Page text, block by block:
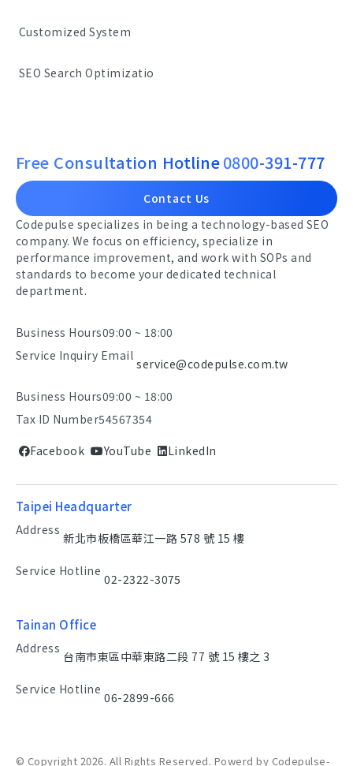
Customized System
SEO Search Optimizatio
Free Consultation Hotline0800-391-777
Contact Us
Codepulse specializes in being a technology-based SEO
company. We focus on efficiency, specialize in
performance improvement, and work with SOPs and
standards to become your dedicated technical
department.
Business Hours09:00 ~ 18:00
Service Inquiry Email
service@codepulse.com.tw
Business Hours09:00 ~ 18:00
Tax ID Number54567354
Facebook YouTube LinkedIn
Taipei Headquarter
Address
新北市板橋區華江一路 578 號 15 樓
Service Hotline
02-2322-3075
Tainan Office
Address
台南市東區中華東路二段 77 號 15 樓之 3
Service Hotline
06-2899-666
© Copyright 2026. All Rights Reserved. Powerd by Codepulse-